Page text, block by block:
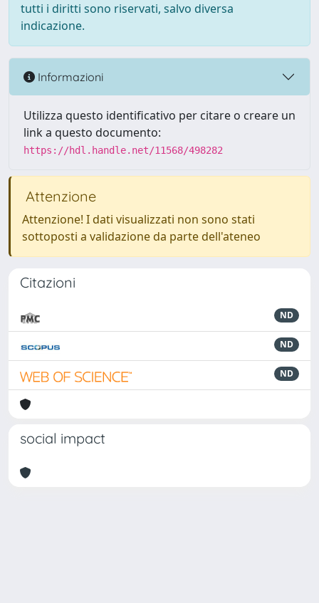
tutti i diritti sono riservati, salvo diversa
indicazione.
Informazioni
Utilizza questo identificativo per citare o creare un
link a questo documento:
https://hdl.handle.net/11568/498282
Attenzione
Attenzione! I dati visualizzati non sono stati
sottoposti a validazione da parte dell'ateneo
Citazioni
ND
ND
ND
social impact